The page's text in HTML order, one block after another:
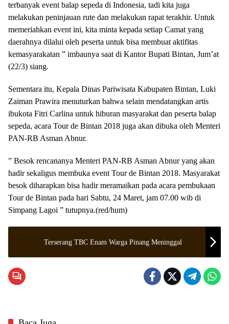
terbanyak event balap sepeda di Indonesia, tadi kita juga
melakukan peninjauan rute dan melakukan rapat terakhir. Untuk
memeriahkan event ini, kita minta kepada setiap Camat yang
daerahnya dilalui oleh peserta untuk bisa membuat aktifitas
kemasyarakatan ” imbaunya saat di Kantor Bupati Bintan, Jum’at
(22/3) siang.
Sementara itu, Kepala Dinas Pariwisata Kabupaten Bintan, Luki
Zaiman Prawira menuturkan bahwa selain mendatangkan artis
ibukota Fitri Carlina untuk hiburan masyarakat dan peserta balap
sepeda, acara Tour de Bintan 2018 juga akan dibuka oleh Menteri
PAN-RB Asman Abnur.
” Besok rencananya Menteri PAN-RB Asman Abnur yang akan
hadir sekaligus membuka event Tour de Bintan 2018. Masyarakat
besok diharapkan bisa hadir meramaikan pada acara pembukaan
Tour de Bintan pada hari Sabtu, 24 Maret, jam 07.00 wib di
Simpang Lagoi ” tutupnya.(red/hum)
Terserang TBC Enam Warga Pinang Meninggal